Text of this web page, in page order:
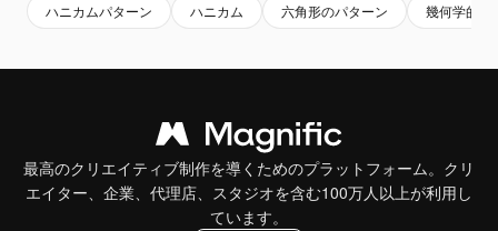
ハニカムパターン ハニカム 六角形のパターン 幾何学的な
最高のクリエイティブ制作を導くためのプラットフォーム。クリ
エイター、企業、代理店、スタジオを含む100万人以上が利用し
ています。